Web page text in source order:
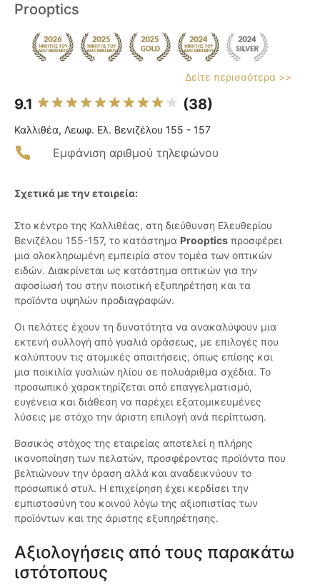
Prooptics
Δείτε περισσότερα >>
9.1 (38)
Καλλιθέα, Λεωφ. Ελ. Βενιζέλου 155 - 157
Εμφάνιση αριθμού τηλεφώνου
Σχετικά με την εταιρεία:
Στο κέντρο της Καλλιθέας, στη διεύθυνση Ελευθερίου
Βενιζέλου 155-157, το κατάστημα Prooptics προσφέρει
μια ολοκληρωμένη εμπειρία στον τομέα των οπτικών
ειδών. Διακρίνεται ως κατάστημα οπτικών για την
αφοσίωσή του στην ποιοτική εξυπηρέτηση και τα
προϊόντα υψηλών προδιαγραφών.
Οι πελάτες έχουν τη δυνατότητα να ανακαλύψουν μια
εκτενή συλλογή από γυαλιά οράσεως, με επιλογές που
καλύπτουν τις ατομικές απαιτήσεις, όπως επίσης και
μια ποικιλία γυαλιών ηλίου σε πολυάριθμα σχέδια. Το
προσωπικό χαρακτηρίζεται από επαγγελματισμό,
ευγένεια και διάθεση να παρέχει εξατομικευμένες
λύσεις με στόχο την άριστη επιλογή ανά περίπτωση.
Βασικός στόχος της εταιρείας αποτελεί η πλήρης
ικανοποίηση των πελατών, προσφέροντας προϊόντα που
βελτιώνουν την όραση αλλά και αναδεικνύουν το
προσωπικό στυλ. Η επιχείρηση έχει κερδίσει την
εμπιστοσύνη του κοινού λόγω της αξιοπιστίας των
προϊόντων και της άριστης εξυπηρέτησης.
Αξιολογήσεις από τους παρακάτω
ιστότοπους